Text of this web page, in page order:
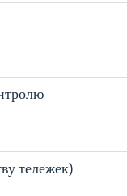
тележек)